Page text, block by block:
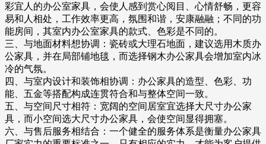
彩宜人的办公室家具，会使人感到赏心阅目、心情舒畅，更容
易和人相处，工作效率更高，氛围和谐，安康融融；不同的功
能房间，其室内办公室家具的款式、色彩是不同的。
三、与地面材料想协调：瓷砖或大理石地面，建议选用木质办
公家具，并在局部铺地毯，而选择钢木办公家具会增加室内冰
冷的气氛。
四、与室内设计和装饰相协调：办公家具的造型、色彩、功
能、五金等搭配构成连贯符合和与整体空间一致。
五、与空间尺寸相符：宽阔的空间居室宜选择大尺寸办公家
具，而小空间选大尺寸办公家具，会使空间显得拥塞。
六、与售后服务相结合：一个健全的服务体系是衡量办公家具